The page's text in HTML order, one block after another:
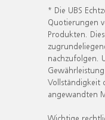
* Die UBS
Quotierungen
Produkten.
nachzufolgen.
Vollständigkeit
angewandten